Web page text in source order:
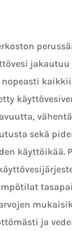
jakautuu
sekä
käyttöikää.
ja